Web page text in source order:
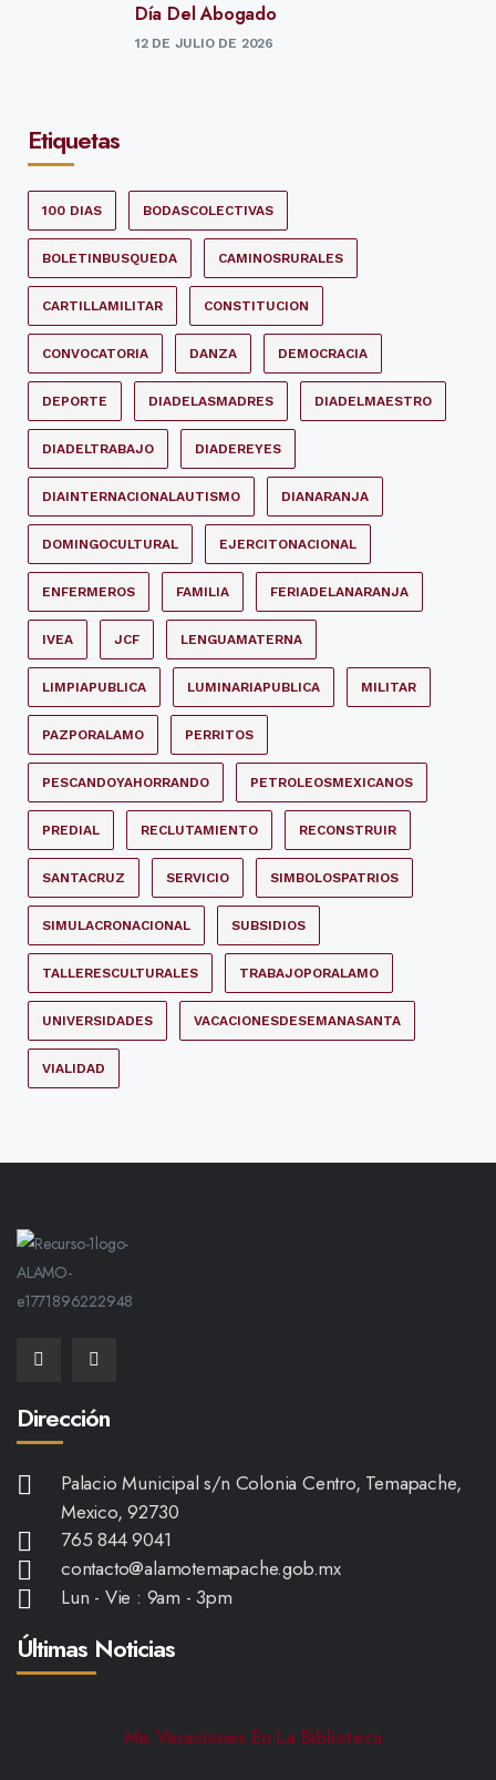
Día Del Abogado
12 DE JULIO DE 2026
Etiquetas
100 DIAS BODASCOLECTIVAS
BOLETINBUSQUEDA CAMINOSRURALES
CARTILLAMILITAR CONSTITUCION
CONVOCATORIA DANZA DEMOCRACIA
DEPORTE DIADELASMADRES DIADELMAESTRO
DIADELTRABAJO DIADEREYES
DIAINTERNACIONALAUTISMO DIANARANJA
DOMINGOCULTURAL EJERCITONACIONAL
ENFERMEROS FAMILIA FERIADELANARANJA
IVEA JCF LENGUAMATERNA
LIMPIAPUBLICA LUMINARIAPUBLICA MILITAR
PAZPORALAMO PERRITOS
PESCANDOYAHORRANDO PETROLEOSMEXICANOS
PREDIAL RECLUTAMIENTO RECONSTRUIR
SANTACRUZ SERVICIO SIMBOLOSPATRIOS
SIMULACRONACIONAL SUBSIDIOS
TALLERESCULTURALES TRABAJOPORALAMO
UNIVERSIDADES VACACIONESDESEMANASANTA
VIALIDAD
Dirección
Palacio Municipal s/n Colonia Centro, Temapache,
Mexico, 92730
765 844 9041
contacto@alamotemapache.gob.mx
Lun - Vie : 9am - 3pm
Últimas Noticias
Mis Vacaciones En La Biblioteca